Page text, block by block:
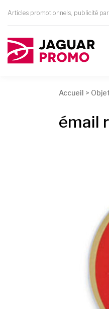
Articles promotionnels, publicité
Accueil >
émail